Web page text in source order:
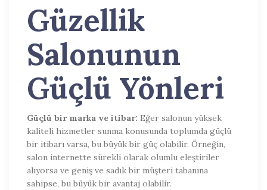
Güzellik
Salonunun
Güçlü Yönleri
Güçlü bir marka ve itibar: Eğer salonun yüksek
kaliteli hizmetler sunma konusunda toplumda güçlü
bir itibarı varsa, bu büyük bir güç olabilir. Örneğin,
salon internette sürekli olarak olumlu eleştiriler
alıyorsa ve geniş ve sadık bir müşteri tabanına
sahipse, bu büyük bir avantaj olabilir.